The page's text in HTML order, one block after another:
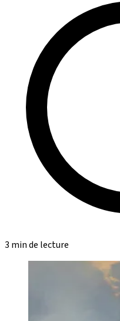
3 min de lecture